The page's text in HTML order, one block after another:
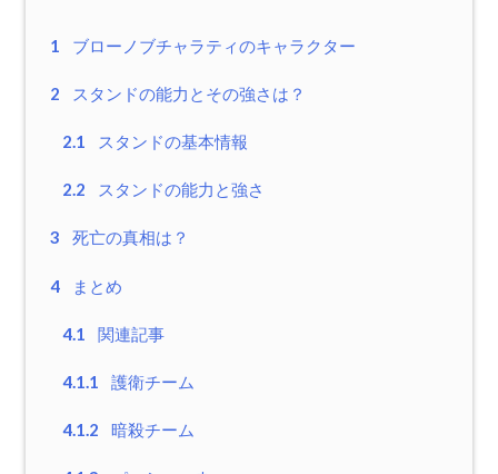
1 ブローノブチャラティのキャラクター
2 スタンドの能力とその強さは？
2.1 スタンドの基本情報
2.2 スタンドの能力と強さ
3 死亡の真相は？
4 まとめ
4.1 関連記事
4.1.1 護衛チーム
4.1.2 暗殺チーム